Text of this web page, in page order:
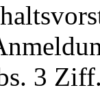
3